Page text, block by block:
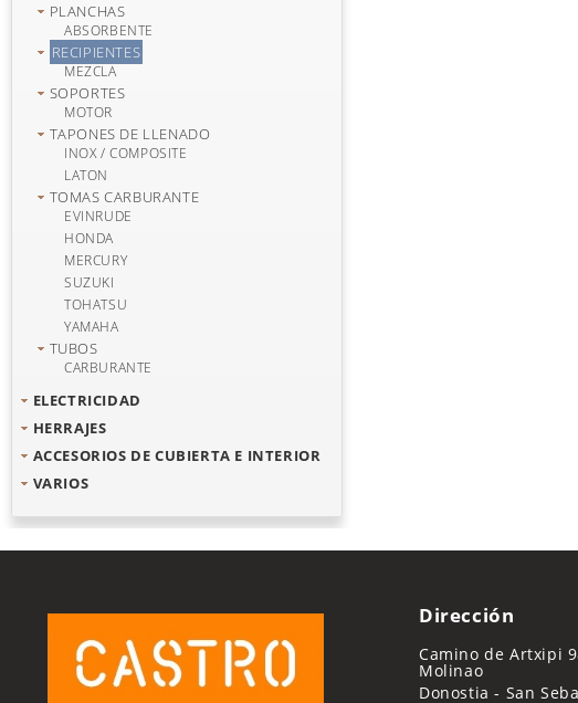
PLANCHAS
ABSORBENTE
RECIPIENTES
MEZCLA
SOPORTES
MOTOR
TAPONES DE LLENADO
INOX / COMPOSITE
LATON
TOMAS CARBURANTE
EVINRUDE
HONDA
MERCURY
SUZUKI
TOHATSU
YAMAHA
TUBOS
CARBURANTE
ELECTRICIDAD
HERRAJES
ACCESORIOS DE CUBIERTA E INTERIOR
VARIOS
Dirección
Camino de Artxipi
Molinao
Donostia - San